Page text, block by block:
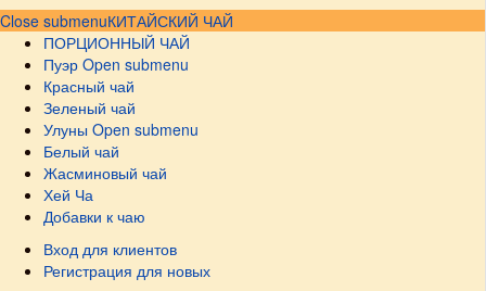
Close submenuКИТАЙСКИЙ ЧАЙ
ПОРЦИОННЫЙ ЧАЙ
Пуэр Open submenu
Красный чай
Зеленый чай
Улуны Open submenu
Белый чай
Жасминовый чай
Хей Ча
Добавки к чаю
Вход для клиентов
Регистрация для новых